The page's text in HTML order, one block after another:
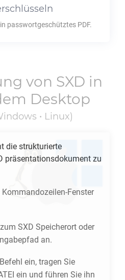
passwortgeschütztes PDF.
von SXD in
Desktop
• Linux)
die strukturierte
präsentationsdokument zu
Fenster
SXD Speicherort oder
an.
ein, tragen Sie
ein und führen Sie ihn